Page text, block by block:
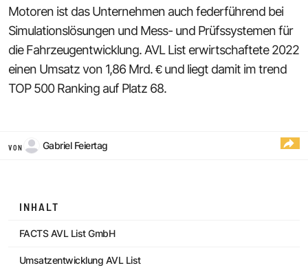
Motoren ist das Unternehmen auch federführend bei
Simulationslösungen und Mess- und Prüfssystemen für
die Fahrzeugentwicklung. AVL List erwirtschaftete 2022
einen Umsatz von 1,86 Mrd. € und liegt damit im trend
TOP 500 Ranking auf Platz 68.
VON Gabriel Feiertag
INHALT
FACTS AVL List GmbH
Umsatzentwicklung AVL List